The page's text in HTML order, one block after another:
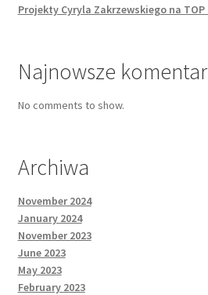
Projekty Cyryla Zakrzewskiego na TOP
Najnowsze
No comments to show.
Archiwa
November 2024
January 2024
November 2023
June 2023
May 2023
February 2023